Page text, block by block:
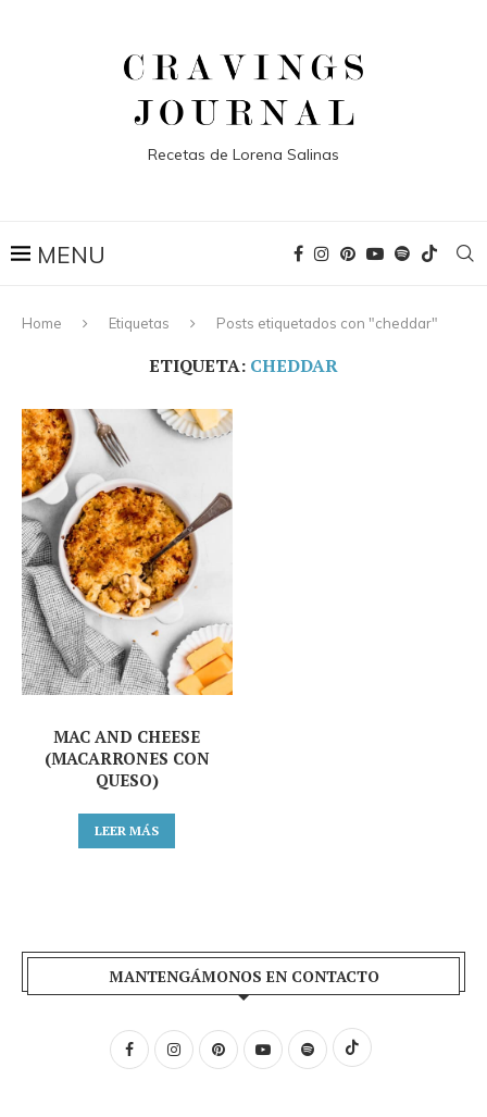
Recetas de Lorena Salinas
Home Etiquetas Posts etiquetados con "cheddar"
ETIQUETA: CHEDDAR
MAC AND CHEESE
(MACARRONES CON
QUESO)
LEER MÁS
MANTENGÁMONOS EN CONTACTO